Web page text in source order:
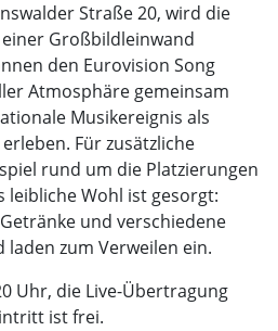
Straße 20, wird die
Großbildleinwand
den Eurovision Song
Atmosphäre gemeinsam
Musikereignis als
Für zusätzliche
rund um die Platzierungen
leibliche Wohl ist gesorgt:
und verschiedene
zum Verweilen ein.
Uhr, die Live-Übertragung
ist frei.